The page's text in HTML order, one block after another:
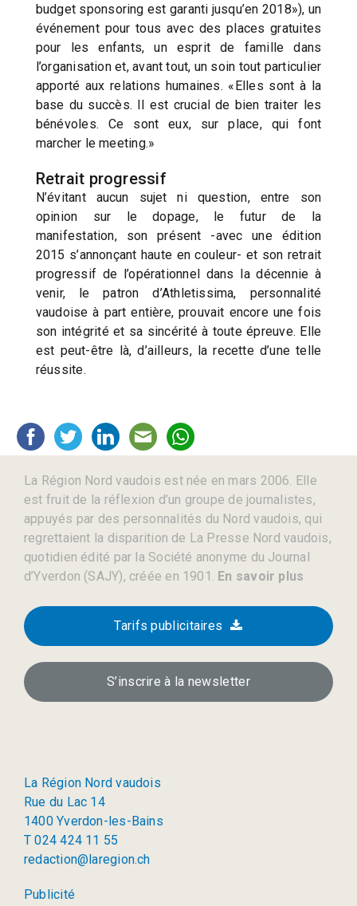
budget sponsoring est garanti jusqu’en 2018»), un
événement pour tous avec des places gratuites
pour les enfants, un esprit de famille dans
l’organisation et, avant tout, un soin tout particulier
apporté aux relations humaines. «Elles sont à la
base du succès. Il est crucial de bien traiter les
bénévoles. Ce sont eux, sur place, qui font
marcher le meeting.»
Retrait progressif
N’évitant aucun sujet ni question, entre son
opinion sur le dopage, le futur de la
manifestation, son présent -avec une édition
2015 s’annonçant haute en couleur- et son retrait
progressif de l’opérationnel dans la décennie à
venir, le patron d’Athletissima, personnalité
vaudoise à part entière, prouvait encore une fois
son intégrité et sa sincérité à toute épreuve. Elle
est peut-être là, d’ailleurs, la recette d’une telle
réussite.
La Région Nord vaudois est née en mars 2006. Elle
est fruit de la réflexion d’un groupe de journalistes,
appuyés par des personnalités du Nord vaudois, qui
regrettaient la disparition de La Presse Nord vaudois,
quotidien édité par la Société anonyme du Journal
d’Yverdon (SAJY), créée en 1901. En savoir plus
Tarifs publicitaires
S’inscrire à la newsletter
La Région Nord vaudois
Rue du Lac 14
1400 Yverdon-les-Bains
T 024 424 11 55
redaction@laregion.ch
Publicité